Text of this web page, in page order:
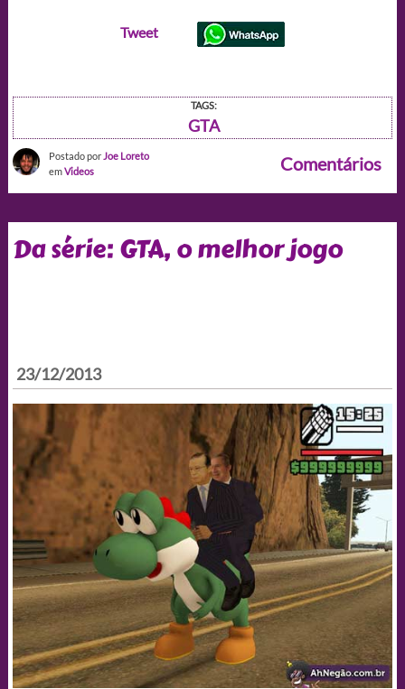
Tweet
TAGS:
GTA
Postado por Joe Loreto
emVideos Comentários
Da série: GTA, o melhor jogo
23/12/2013